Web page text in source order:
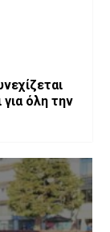
για όλη την